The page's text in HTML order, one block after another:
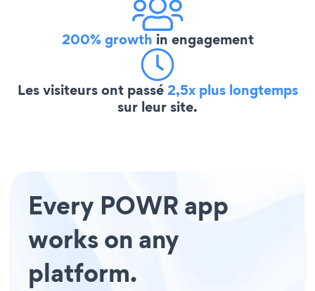
200% growth in engagement
Les visiteurs ont passé2,5x plus longtemps
sur leur site.
Every POWR app
works on any
platform.